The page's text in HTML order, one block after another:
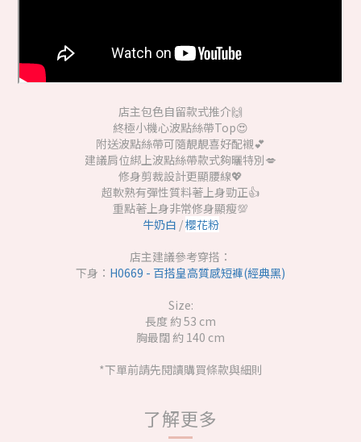
店主包色自留款式推介🙌
終極小機心波點絲帶Top😍
附送波點絲帶可隨靚靚喜好配襯💕
建議肩位綁上波點絲帶款式夠曬特別💋
修身剪裁設計更顯腰線💖
超軟熟有彈性質料著上身勁正👍
重點著上身非常修身顯瘦💯
牛奶白 /櫻花粉
店主建議參考穿搭：
下身： H0669 - 百搭皇高質感短褲(經典黑)
Size:
長度 約 53 cm
胸最闊 約 140 cm
*下單前請先閱讀購買條款與細則
了解更多